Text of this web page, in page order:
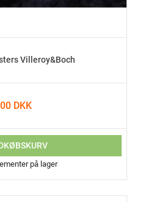
Villeroy&Boch
DKK
på lager